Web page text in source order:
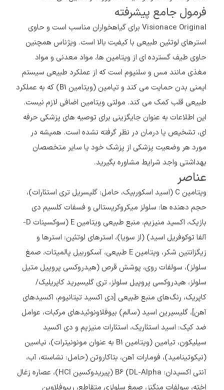
فرمول جامع پیشرفته
Visionace Original برای گیاهخواران مناسب است و حاوی
استرهای لوتئین طبیعی با کیفیت بالا است. ویژناس همچنین
حاوی طیف گسترده ای از ویتامین ها، مواد معدنی و مواد
مغذی مانند مس و سلنیوم است که از عملکرد طبیعی سیستم
ایمنی بدن حمایت می کند و تیامین (ویتامین B1) که به عملکرد
طبیعی قلب کمک می کند. مولتی ویتامین اضافی لازم نیست.
این اطلاعات به عنوان جایگزینی برای توصیه های پزشکی حرفه
ای، تشخیص یا درمان در نظر گرفته نشده است. همیشه در
مورد هر وضعیت پزشکی از پزشک خود یا سایر متخصصان
بهداشتی واجد شرایط مشاوره بگیرید.
عناصر
ویتامین C (اسید اسکوربیک، حامل: گلیسریل تری استئارات)،
حجم دهنده ها: سلولز میکروکریستالی و فسفات کلسیم دی
بازیک، اکسید منیزیم، منبع طبیعی ویتامین E (سوکسینات D-
آلفا توکوفریل اسید) (از سویا)، استرهای لوتئین: استرها و
زیگزانتین شکر، ویتامین E طبیعی، آسکوربیل پالمیتات، صمغ
سلولز)، سولفات روی، پوشش قرص (هیدروکسی پروپیل متیل
سلولز، هیدروکسی پروپیل سلولز، تری گلیسیرید کاپریلیک/
کاپریک، رنگ‌های منبع طبیعی [دی اکسید تیتانیوم، اکسیدهای
آهن]، گلیسیرین اسید (سالم) بیوفلاونوئیدهای مرکبات، عوامل
ضد کیک: اسید استئاریک، استئارات منیزیم و دی اکسید
سیلیکون، تیامین (ویتامین B1 به عنوان مونونیترات)، نیاسین
(نیکوتینامید)، فومارات آهن، بتاکاروتن (حامل: نشاسته، آب،
آنتی اکسیدان: DL-Alpha) B6 (پیریدوکسین HCl)، عصاره زغال